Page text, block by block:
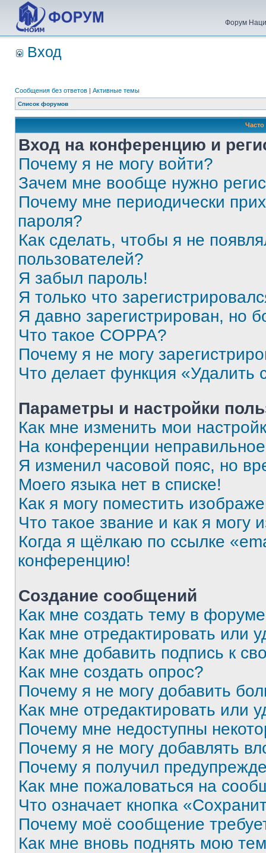
Форум
Вход
Сообщения без ответов | Активные темы
Список форумов
Вход на конференцию и
Почему я не могу войти?
Зачем мне вообще нужно
Почему мне периодически
пароля?
Как сделать, чтобы я не
пользователей?
Я забыл пароль!
Я только что
Я давно зарегистрирован, но
Что такое COPPA?
Почему я не могу
Что делает функция «Удалить
Параметры и настройки
Как мне изменить мои
На конференции
Я изменил часовой пояс, но
Моего языка нет в списке!
Как я могу поместить
Что такое звание и как я могу
Когда я щёлкаю по ссылке
конференцию!
Создание сообщений
Как мне создать тему в
Как мне отредактировать или
Как мне добавить подпись к
Как мне создать опрос?
Почему я не могу добавить
Как мне отредактировать или
Почему мне недоступны
Почему я не могу добавлять
Почему я получил
Как мне пожаловаться на
Что означает кнопка
Почему моё сообщение
Как мне вновь поднять мою